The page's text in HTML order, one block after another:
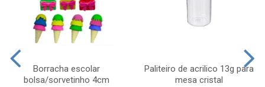
Borracha escolar
bolsa/sorvetinho 4cm
Paliteiro de acrilico 13g para
mesa cristal